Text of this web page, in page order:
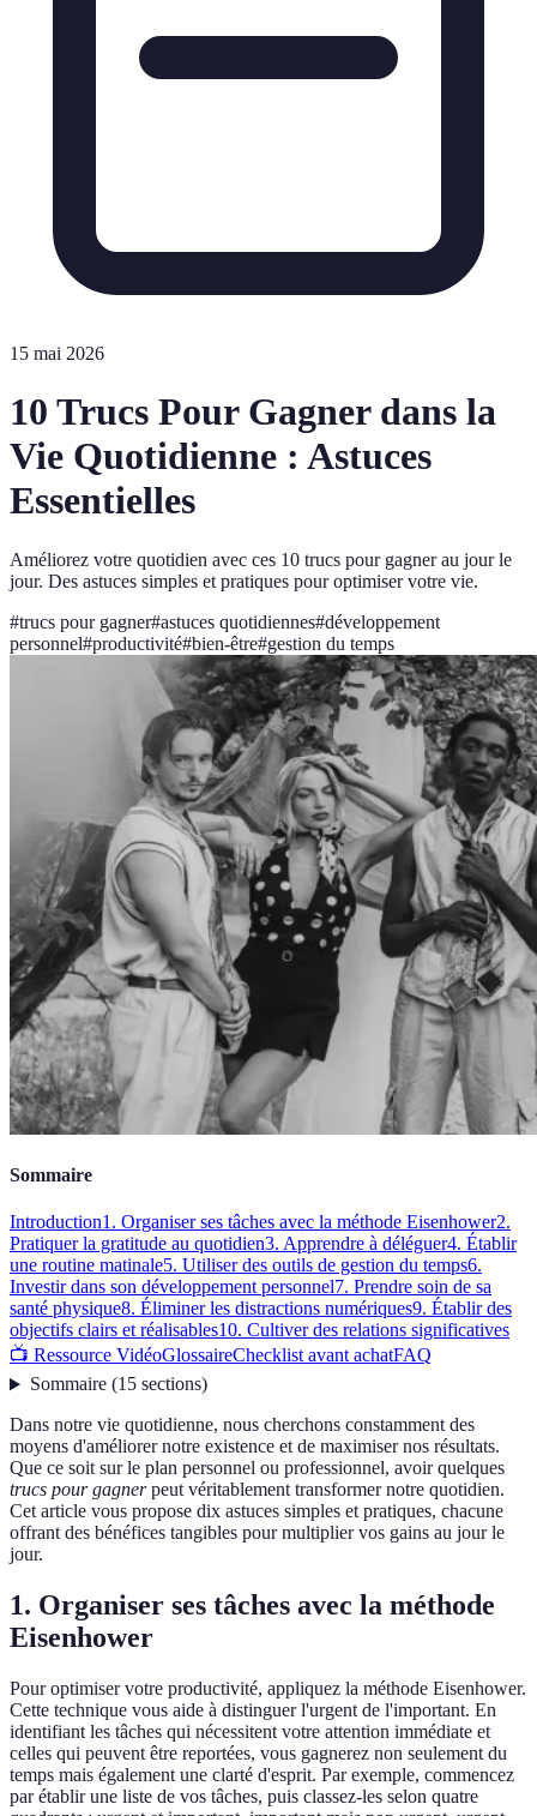
15 mai 2026
10 Trucs Pour Gagner dans la
Vie Quotidienne : Astuces
Essentielles
Améliorez votre quotidien avec ces 10 trucs pour gagner au jour le
jour. Des astuces simples et pratiques pour optimiser votre vie.
#trucs pour gagner#astuces quotidiennes#développement
personnel#productivité#bien-être#gestion du temps
Sommaire
Introduction1. Organiser ses tâches avec la méthode Eisenhower2.
Pratiquer la gratitude au quotidien3. Apprendre à déléguer4. Établir
une routine matinale5. Utiliser des outils de gestion du temps6.
Investir dans son développement personnel7. Prendre soin de sa
santé physique8. Éliminer les distractions numériques9. Établir des
objectifs clairs et réalisables10. Cultiver des relations significatives
📺 Ressource VidéoGlossaireChecklist avant achatFAQ
Sommaire(15 sections)
Dans notre vie quotidienne, nous cherchons constamment des
moyens d'améliorer notre existence et de maximiser nos résultats.
Que ce soit sur le plan personnel ou professionnel, avoir quelques
trucs pour gagnerpeut véritablement transformer notre quotidien.
Cet article vous propose dix astuces simples et pratiques, chacune
offrant des bénéfices tangibles pour multiplier vos gains au jour le
jour.
1. Organiser ses tâches avec la méthode
Eisenhower
Pour optimiser votre productivité, appliquez la méthode Eisenhower.
Cette technique vous aide à distinguer l'urgent de l'important. En
identifiant les tâches qui nécessitent votre attention immédiate et
celles qui peuvent être reportées, vous gagnerez non seulement du
temps mais également une clarté d'esprit. Par exemple, commencez
par établir une liste de vos tâches, puis classez-les selon quatre